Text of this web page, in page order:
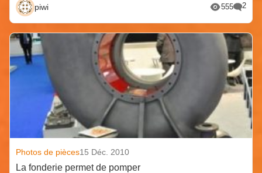
piwi 555 2
Photos de pièces15 Déc. 2010
La fonderie permet de pomper